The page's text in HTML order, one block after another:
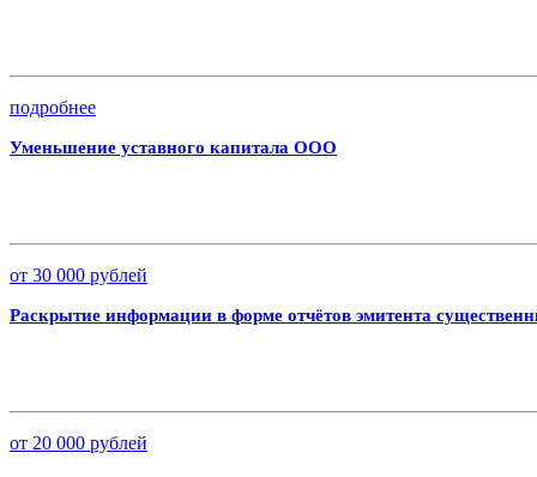
подробнее
Уменьшение уставного капитала ООО
от 30 000 рублей
Раскрытие информации в форме отчётов эмитента
от 20 000 рублей